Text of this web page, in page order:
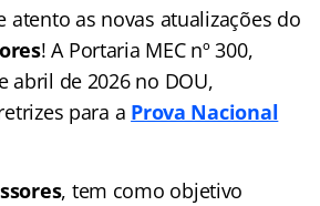
atento as novas atualizações do
! A Portaria MEC nº 300,
abril de 2026 no DOU,
para a Prova Nacional
, tem como objetivo